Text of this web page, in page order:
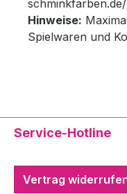
schminkfarben.de/
Hinweise:
Spielwaren und
Service-Hotline
Vertrag